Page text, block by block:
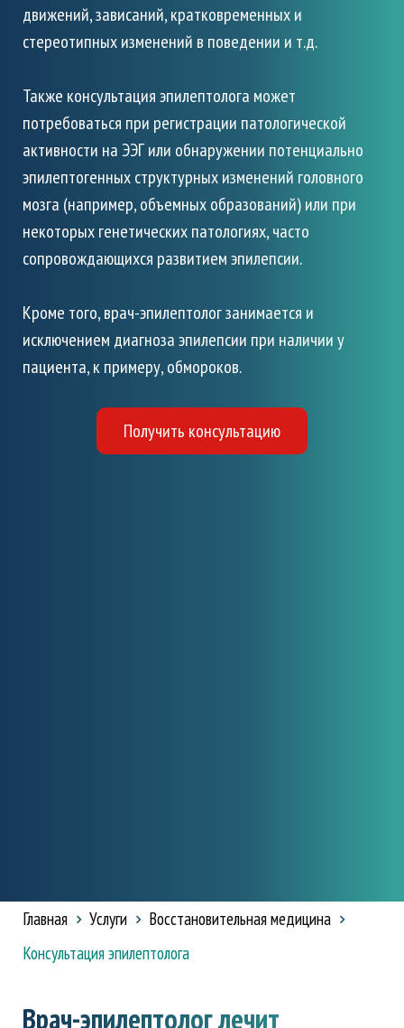
движений, зависаний, кратковременных и
стереотипных изменений в поведении и т.д.
Также консультация эпилептолога может
потребоваться при регистрации патологической
активности на ЭЭГ или обнаружении потенциально
эпилептогенных структурных изменений головного
мозга (например, объемных образований) или при
некоторых генетических патологиях, часто
сопровождающихся развитием эпилепсии.
Кроме того, врач-эпилептолог занимается и
исключением диагноза эпилепсии при наличии у
пациента, к примеру, обмороков.
Получить консультацию
Главная Услуги
Восстановительная медицина
Консультация эпилептолога
Врач-эпилептолог лечит